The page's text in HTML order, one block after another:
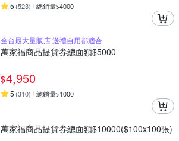
5 (523) 總銷量>4000
全台最大量販店 送禮自用都適合
萬家福商品提貨券總面額$5000
$4,950
5 (310) 總銷量>1000
萬家福商品提貨券總面額$10000($100x100張)